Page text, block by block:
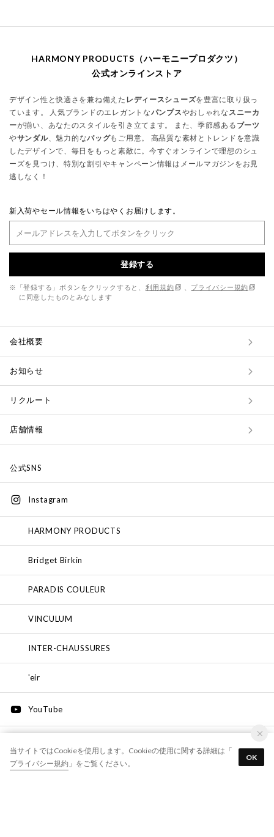
HARMONY PRODUCTS（ハーモニープロダクツ）
公式オンラインストア
デザイン性と快適さを兼ね備えた レディースシューズを豊富に取り扱っ
ています。 人気ブランドのエレガントなパンプスやおしゃれな スニーカ
ーが揃い、あなたのスタイルを引き立てます。 また、季節感ある ブーツ
やサンダル、魅力的なバッグもご用意。 高品質な素材とトレンドを意識
したデザインで、毎日をもっと素敵に。今すぐオンラインで理想のシュ
ーズを見つけ、特別な割引やキャンペーン情報はメールマガジンをお見
逃しなく！
新入荷やセール情報をいちはやくお届けします。
登録する
※「登録する」ボタンをクリックすると、 利用規約
プライバシー規約
に同意したものとみなします
会社概要
お知らせ
リクルート
店舗情報
公式SNS
Instagram
HARMONY PRODUCTS
Bridget Birkin
PARADIS COULEUR
VINCULUM
INTER-CHAUSSURES
'eir
YouTube
当サイトではCookieを使用します。Cookieの使用に関する詳細は「
プライバシー規約 」をご覧ください。
OK